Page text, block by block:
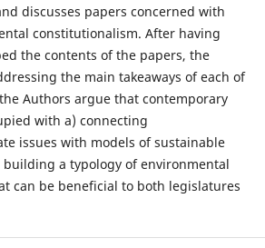
discusses papers concerned with
constitutionalism. After having
the contents of the papers, the
the main takeaways of each of
Authors argue that contemporary
with a) connecting
issues with models of sustainable
a typology of environmental
can be beneficial to both legislatures